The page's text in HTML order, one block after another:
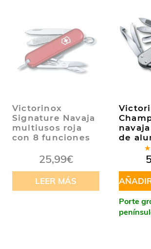
Victorinox
Signature Navaja
multiusos roja
con 8 funciones
25,99€
LEER MÁS
de
5
Porte